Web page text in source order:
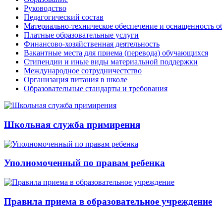
Руководство
Педагогический состав
Материально-техническое обеспечение и оснащенность
Платные образовательные услуги
Финансово-хозяйственная деятельность
Вакантные места для приема (перевода) обучающихся
Стипендии и иные виды материальной поддержки
Международное сотрудничестство
Организация питания в школе
Образовательные стандарты и требования
Школьная служба примирения
Уполномоченный по правам ребенка
Правила приема в образовательное учреждение